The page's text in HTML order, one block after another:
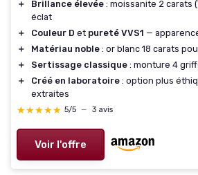
＋ Brillance élevée : moissanite 2 carats
éclat
＋
Couleur D et pureté VVS1 —
＋
Matériau noble : or blanc 18 carats
＋
Sertissage classique : monture 4
＋
Créé en laboratoire : option plus
extraites
★★★★★
★★★★★ 5/5 — 3 avis
Voir l'offre